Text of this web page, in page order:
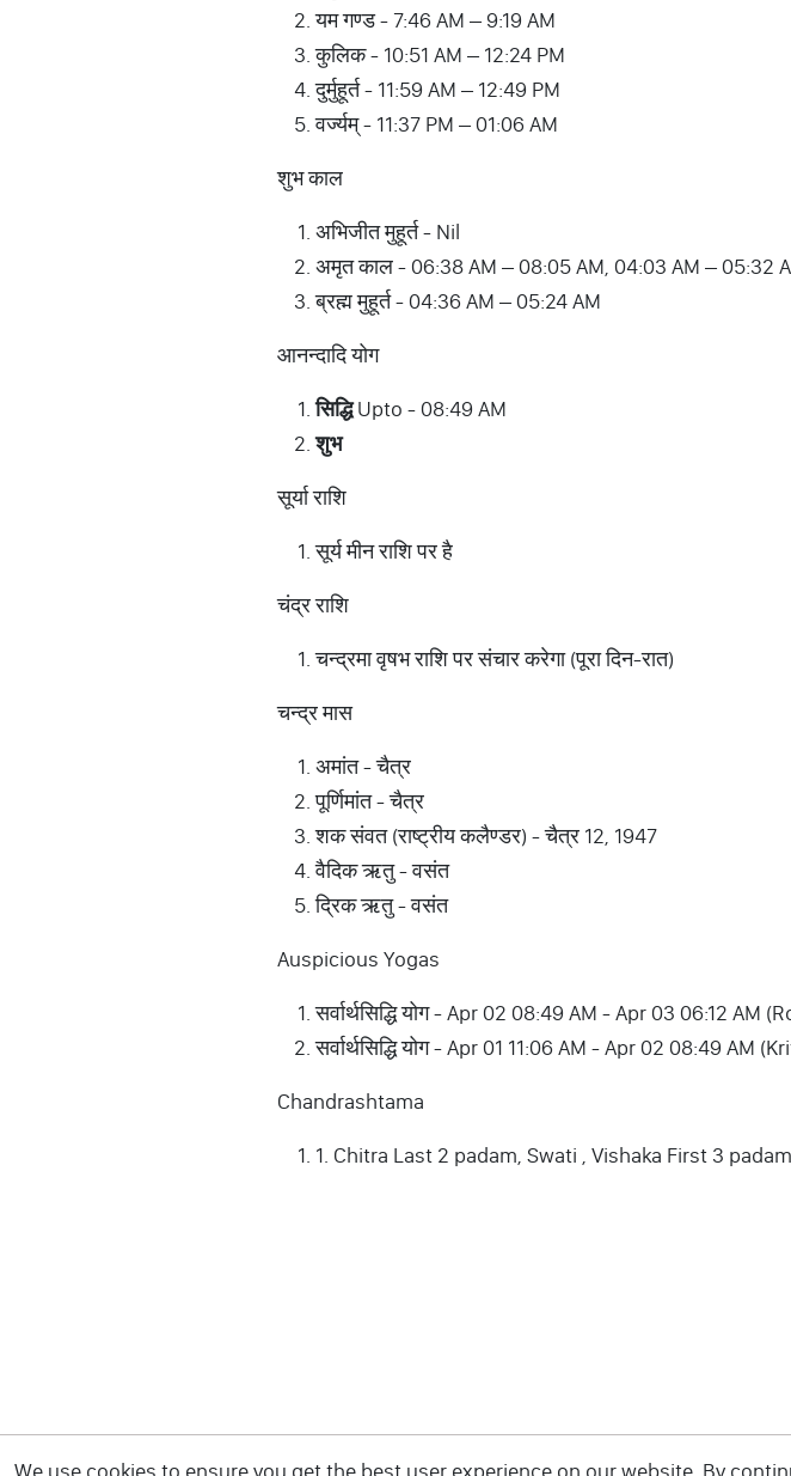
यम गण्ड - 7:46 AM – 9:19 AM
कुलिक - 10:51 AM – 12:24 PM
दुर्मुहूर्त - 11:59 AM – 12:49 PM
वर्ज्यम् - 11:37 PM – 01:06 AM
शुभ काल
अभिजीत मुहूर्त - Nil
अमृत काल - 06:38 AM – 08:05 AM, 04:03 AM – 05:32
ब्रह्म मुहूर्त - 04:36 AM – 05:24 AM
आनन्दादि योग
सिद्धिUpto - 08:49 AM
शुभ
सूर्या राशि
सूर्य मीन राशि पर है
चंद्र राशि
चन्द्रमा वृषभ राशि पर संचार करेगा (पूरा दिन-रात)
चन्द्र मास
अमांत - चैत्र
पूर्णिमांत - चैत्र
शक संवत (राष्ट्रीय कलैण्डर) - चैत्र 12, 1947
वैदिक ऋतु - वसंत
द्रिक ऋतु - वसंत
Auspicious Yogas
सर्वार्थसिद्धि योग - Apr 02 08:49 AM - Apr 03 06:12 AM
सर्वार्थसिद्धि योग - Apr 01 11:06 AM - Apr 02 08:49 AM
Chandrashtama
1. Chitra Last 2 padam, Swati , Vishaka First 3 padam